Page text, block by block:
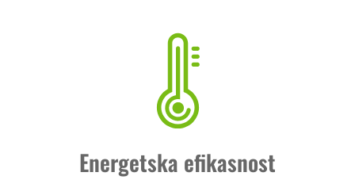
Energetska efikasnost